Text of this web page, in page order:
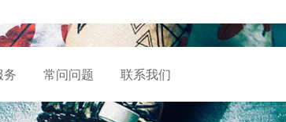
务 常问问题 联系我们